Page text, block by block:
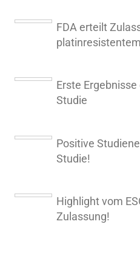
FDA erteilt
Erste Ergebnisse
Studie
Positive
Studie!
Highlight vom
Zulassung!